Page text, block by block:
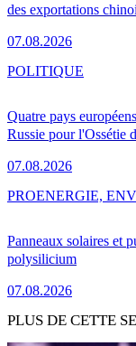
des exportations
07.08.2026
Quatre pays
Russie pour l'Ossétie
07.08.2026
POLITIQUE
Panneaux solaires et
polysilicium
07.08.2026
PROENERGIE,
PLUS DE CETTE